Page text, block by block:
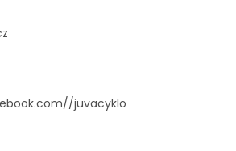
juvacyklo